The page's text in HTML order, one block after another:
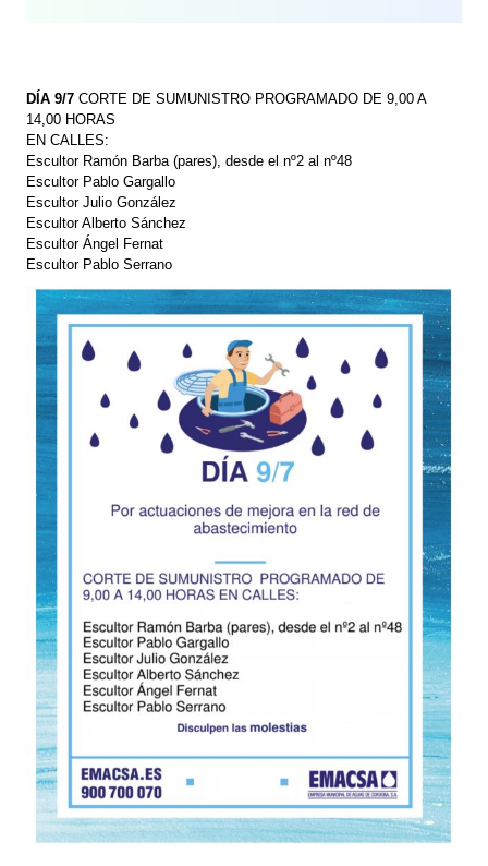
DÍA 9/7 CORTE DE SUMUNISTRO PROGRAMADO DE 9,00 A
14,00 HORAS
EN CALLES:
Escultor Ramón Barba (pares), desde el nº2 al nº48
Escultor Pablo Gargallo
Escultor Julio González
Escultor Alberto Sánchez
Escultor Ángel Fernat
Escultor Pablo Serrano